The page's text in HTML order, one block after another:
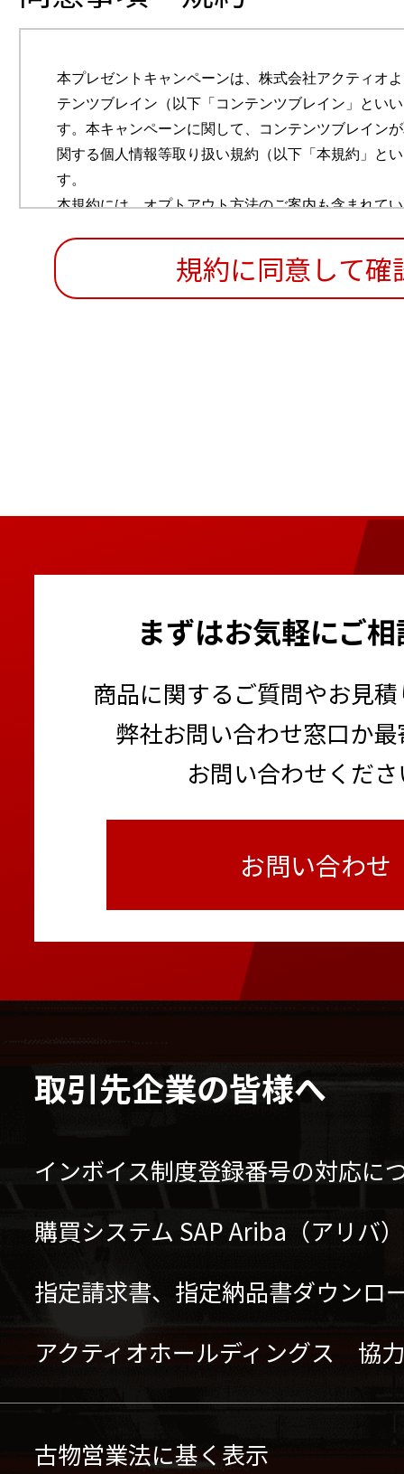
まずはお気軽にご
商品に関するご質問やお見
弊社お問い合わせ窓口か
お問い合わせくだ
お問い合わせ
取引先企業の皆様へ
インボイス制度登録番号の対応に
購買システム SAP Ariba（アリバ
指定請求書、指定納品書ダウンロ
アクティオホールディングス 協
古物営業法に基く表示